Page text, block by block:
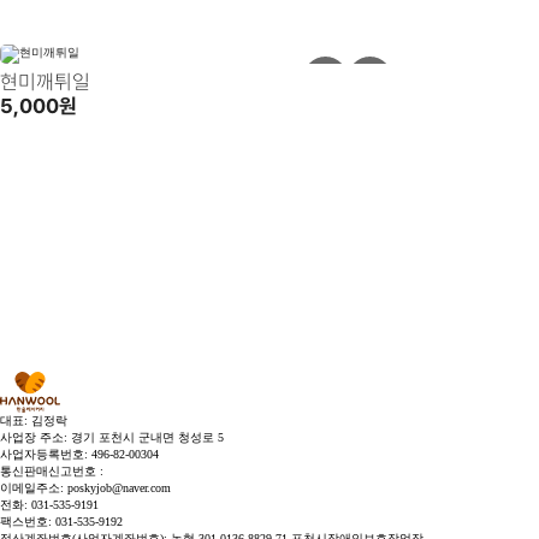
현미깨튀일
5,000원
대표: 김정락
사업장 주소: 경기 포천시 군내면 청성로 5
사업자등록번호: 496-82-00304
통신판매신고번호 :
이메일주소: poskyjob@naver.com
전화: 031-535-9191
팩스번호: 031-535-9192